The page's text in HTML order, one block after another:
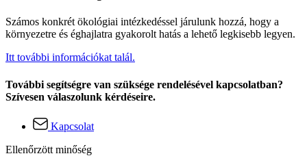
Számos konkrét ökológiai intézkedéssel járulunk hozzá, hogy a
környezetre és éghajlatra gyakorolt hatás a lehető legkisebb legyen.
Itt további információkat talál.
További segítségre van szüksége rendelésével kapcsolatban?
Szívesen válaszolunk kérdéseire.
Kapcsolat
Ellenőrzött minőség